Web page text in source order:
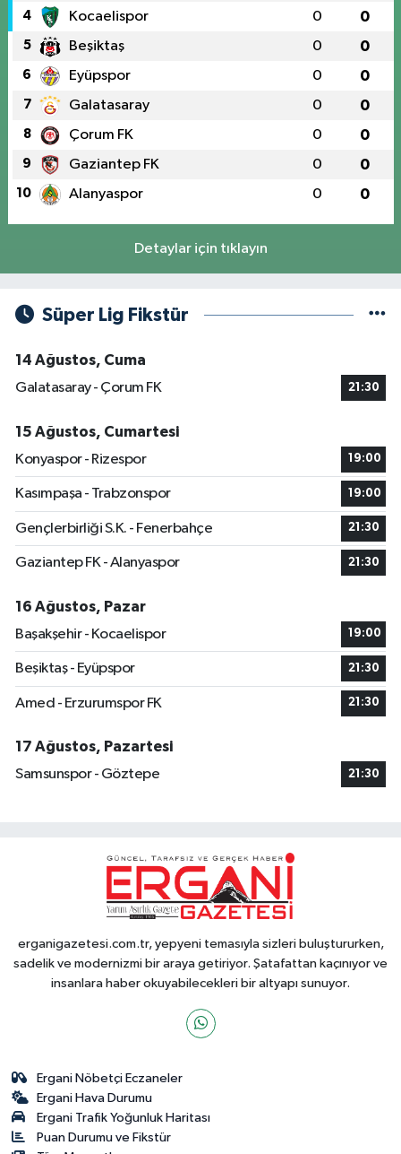
4 Kocaelispor 0 0
5 Beşiktaş 0 0
6 Eyüpspor 0 0
7 Galatasaray 0 0
8 Çorum FK 0 0
9 Gaziantep FK 0 0
10 Alanyaspor 0 0
Detaylar için tıklayın
Süper Lig Fikstür
14 Ağustos, Cuma
Galatasaray - Çorum FK
21:30
15 Ağustos, Cumartesi
Konyaspor - Rizespor
19:00
Kasımpaşa - Trabzonspor 19:00
Gençlerbirliği S.K. - Fenerbahçe 21:30
Gaziantep FK - Alanyaspor 21:30
16 Ağustos, Pazar
Başakşehir - Kocaelispor
19:00
Beşiktaş - Eyüpspor 21:30
Amed - Erzurumspor FK 21:30
17 Ağustos, Pazartesi
Samsunspor - Göztepe
21:30
erganigazetesi.com.tr, yepyeni temasıyla sizleri buluştururken,
sadelik ve modernizmi bir araya getiriyor. Şatafattan kaçınıyor ve
insanlara haber okuyabilecekleri bir altyapı sunuyor.
Ergani Nöbetçi Eczaneler
Ergani Hava Durumu
Ergani Trafik Yoğunluk Haritası
Puan Durumu ve Fikstür